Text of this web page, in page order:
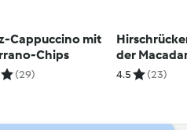
Cappuccino mit
Chips
(29)
der
4.5 (23)